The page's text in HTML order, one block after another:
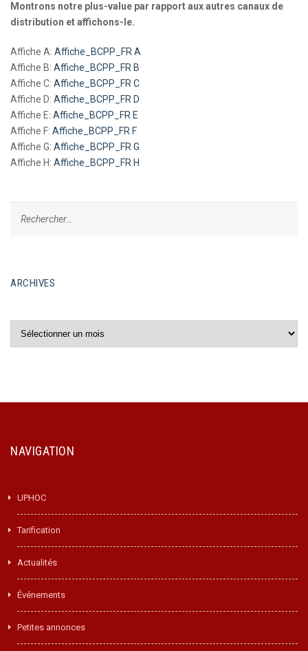
Montrons notre plus-value par rapport aux autres canaux de
distribution et affichons-le.
Affiche A: Affiche_BCPP_FR A
Affiche B: Affiche_BCPP_FR B
Affiche C: Affiche_BCPP_FR C
Affiche D: Affiche_BCPP_FR D
Affiche E: Affiche_BCPP_FR E
Affiche F: Affiche_BCPP_FR F
Affiche G: Affiche_BCPP_FR G
Affiche H: Affiche_BCPP_FR H
ARCHIVES
NAVIGATION
UPHOC
Tarification
Actualités
Événements
Petites annonces